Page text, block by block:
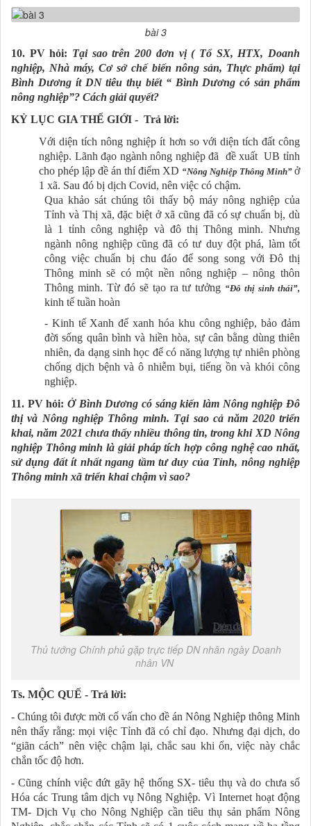
bài 3
10. PV hỏi: Tại sao trên 200 đơn vị ( Tổ SX, HTX, Doanh
nghiệp, Nhà máy, Cơ sở chế biến nông sản, Thực phẩm) tại
Bình Dương ít DN tiêu thụ biết “ Bình Dương có sản phẩm
nông nghiệp”? Cách giải quyết?
KỶ LỤC GIA THẾ GIỚI - Trả lời:
Với diện tích nông nghiệp ít hơn so với diện tích đất công
nghiệp. Lãnh đạo ngành nông nghiệp đã đề xuất UB tỉnh
cho phép lập đề án thí điểm XD “Nông Nghiệp Thông Minh” ở
1 xã. Sau đó bị dịch Covid, nên việc có chậm.
Qua khảo sát chúng tôi thấy bộ máy nông nghiệp của
Tỉnh và Thị xã, đặc biệt ở xã cũng đã có sự chuẩn bị, dù
là 1 tỉnh công nghiệp và đô thị Thông minh. Nhưng
ngành nông nghiệp cũng đã có tư duy đột phá, làm tốt
công việc chuẩn bị chu đáo để song song với Đô thị
Thông minh sẽ có một nền nông nghiệp – nông thôn
Thông minh. Từ đó sẽ tạo ra tư tưởng “Đô thị sinh thái”,
kinh tế tuần hoàn
- Kinh tế Xanh để xanh hóa khu công nghiệp, bảo đảm
đời sống quân bình và hiền hòa, sự cân bằng dùng thiên
nhiên, đa dạng sinh học để có năng lượng tự nhiên phòng
chống dịch bệnh và ô nhiễm bụi, tiếng ồn và khói công
nghiệp.
11. PV hỏi: Ở Bình Dương có sáng kiến làm Nông nghiệp Đô
thị và Nông nghiệp Thông minh. Tại sao cả năm 2020 triển
khai, năm 2021 chưa thấy nhiều thông tin, trong khi XD Nông
nghiệp Thông minh là giải pháp tích hợp công nghệ cao nhất,
sử dụng đất ít nhất ngang tầm tư duy của Tỉnh, nông nghiệp
Thông minh xã triển khai chậm vì sao?
Thủ tướng Chính phủ gặp trực tiếp DN nhân ngày Doanh
nhân VN
Ts. MỘC QUẾ - Trả lời:
- Chúng tôi được mời cố vấn cho đề án Nông Nghiệp thông Minh
nên thấy rằng: mọi việc Tỉnh đã có chỉ đạo. Nhưng đại dịch, do
“giãn cách” nên việc chậm lại, chắc sau khi ổn, việc này chắc
chắn tốc độ hơn.
- Cũng chính việc đứt gãy hệ thống SX- tiêu thụ và do chưa số
Hóa các Trung tâm dịch vụ Nông Nghiệp. Vì Internet hoạt động
TM- Dịch Vụ cho Nông Nghiệp cần tiêu thụ sản phẩm Nông